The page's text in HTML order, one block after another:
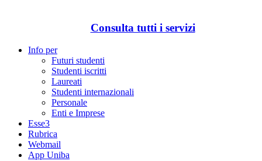
Consulta tutti i servizi
Info per
Futuri studenti
Studenti iscritti
Laureati
Studenti internazionali
Personale
Enti e Imprese
Esse3
Rubrica
Webmail
App Uniba